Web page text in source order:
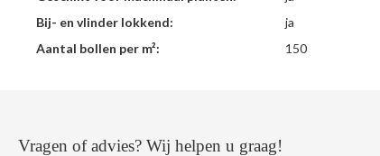
Bij- en vlinder lokkend:
ja
Aantal bollen per m²:
150
Vragen of advies? Wij helpen u graag!